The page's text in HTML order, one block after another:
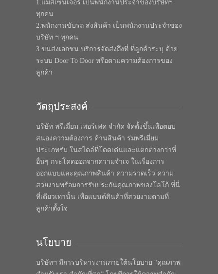
1.แมสเซนเจอร์ เป็นพนักงานประจำของบริษัทฯ
ทุกคน
2.พนักงานขับรถ ส่งสินค้า เป็นพนักงานประจำของ
บริษัท ฯ ทุกคน
3.ขนส่งเอกชน บริการจัดส่งถึงที่ ที่ลูกค้าระบุ ด้วย
ระบบ Door To Door หรือตามความต้องการของ
ลูกค้า
วัตถุประสงค์
บริษัท พรีเมี่ยม เพอร์เฟค จำกัด จัดตั้งขึ้นเพื่อตอบ
สนองความต้องการ ด้านสินค้า ร่มพรีเมี่ยม
ประเภทร่ม ในสไตล์ที่โดดเด่นและแตกต่างกว่าที่
อื่นๆ กระโดดออกจากความจำเจ ในเรื่องการ
ออกแบบและคุณภาพสินค้า ความรวดเร็ว ความ
สวยงามพร้อมการรับประกันคุณภาพของโลโก้ ที่นี่
ที่เดียวเท่านั้น เพื่อแบนด์สินค้าที่สวยงามตามที่
ลูกค้าตั้งใจ
นโยบาย
บริษัทฯ มีการบริหารงานภายใต้นโยบาย “คุณภาพ